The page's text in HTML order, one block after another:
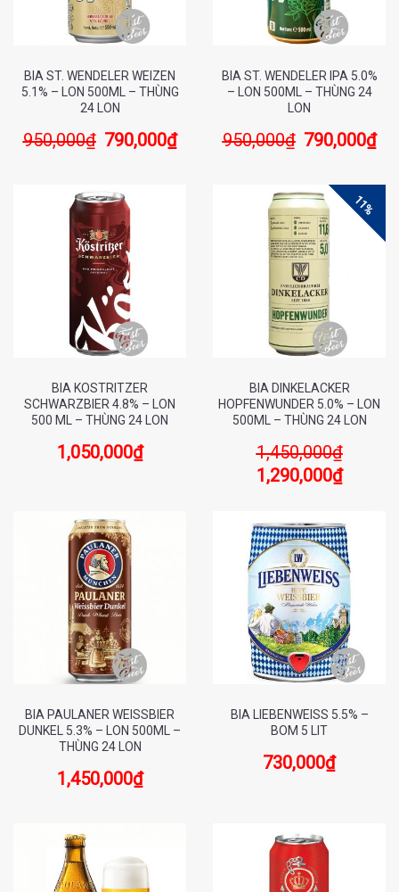
BIA ST. WENDELER IPA 5.0%
– LON 500ML – THÙNG 24
LON
950,000₫ 790,000₫
BIA ST. WENDELER WEIZEN
5.1% – LON 500ML – THÙNG
24 LON
950,000₫ 790,000₫
11%
BIA DINKELACKER
HOPFENWUNDER 5.0% – LON
500ML – THÙNG 24 LON
1,450,000₫
1,290,000₫
BIA KOSTRITZER
SCHWARZBIER 4.8% – LON
500 ML – THÙNG 24 LON
1,050,000₫
BIA LIEBENWEISS 5.5% –
BOM 5 LIT
730,000₫
BIA PAULANER WEISSBIER
DUNKEL 5.3% – LON 500ML –
THÙNG 24 LON
1,450,000₫